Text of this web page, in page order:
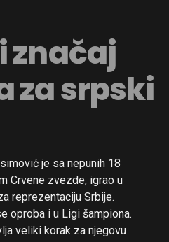
značaj
za srpski
je sa nepunih 18
Crvene zvezde, igrao u
reprezentaciju Srbije.
oproba i u Ligi šampiona.
veliki korak za njegovu